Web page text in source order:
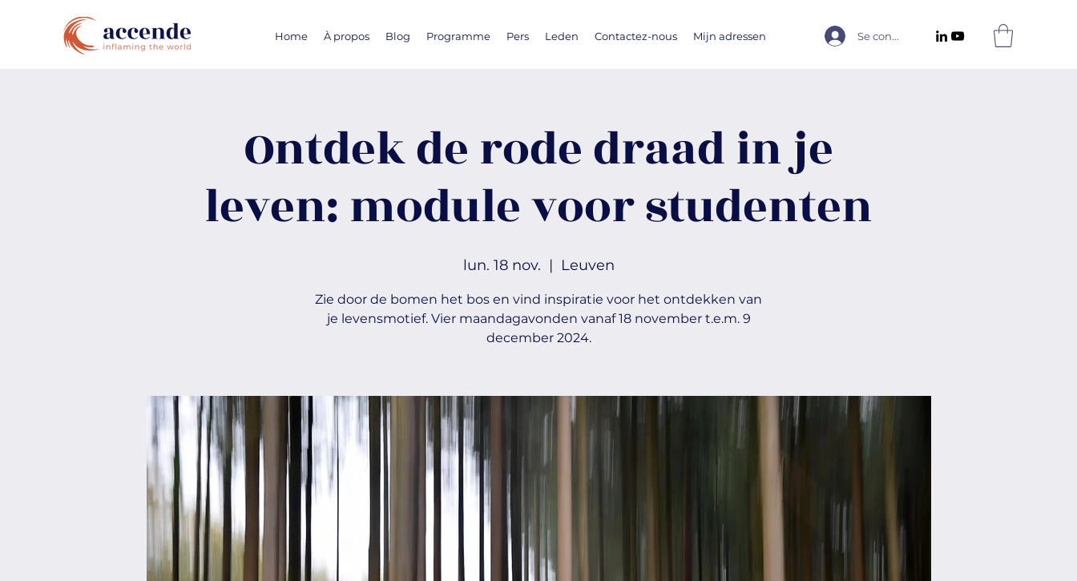
Home À propos Blog Programme Pers Leden Contactez-nous Mijn adressen Se connecter
Ontdek de rode draad in je
leven: module voor studenten
lun. 18 nov.
  |
Leuven
Zie door de bomen het bos en vind inspiratie voor het ontdekken van
je levensmotief. Vier maandagavonden vanaf 18 november t.e.m. 9
december 2024.